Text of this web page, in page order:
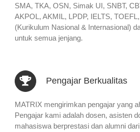
SMA, TKA, OSN, Simak UI, SNBT,
AKPOL, AKMIL, LPDP, IELTS,
(Kurikulum Nasional & Internasional)
untuk semua jenjang.
Pengajar Berkualitas
MATRIX mengirimkan pengajar yang
Pengajar kami adalah dosen, asisten
mahasiswa berprestasi dan alumni